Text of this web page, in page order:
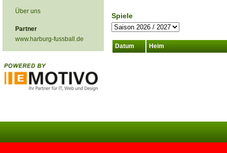
Über uns
Partner
www.harburg-fussball.de
Spiele
Datum Heim